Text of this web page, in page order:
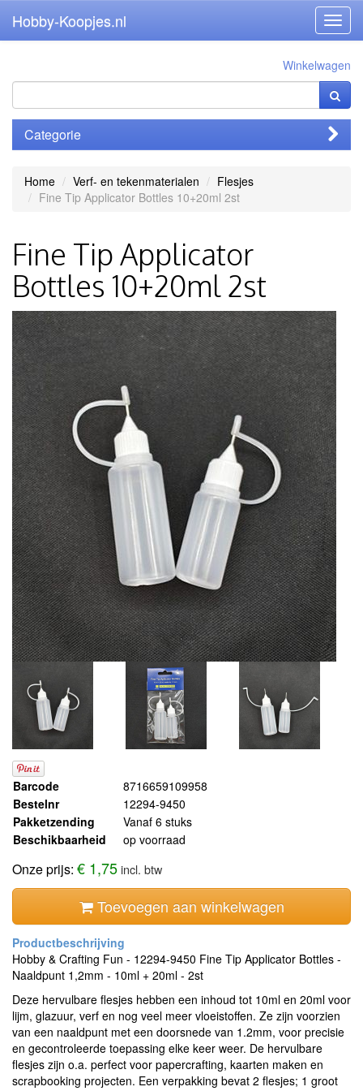
Hobby-Koopjes.nl
Winkelwagen
Categorie
Home Verf- en tekenmaterialen
Flesjes
Fine Tip Applicator Bottles 10+20ml 2st
Fine Tip Applicator
Bottles 10+20ml 2st
Barcode
8716659109958
Bestelnr
12294-9450
Pakketzending
Vanaf 6 stuks
Beschikbaarheid
op voorraad
Onze prijs: € 1,75incl. btw
Toevoegen aan winkelwagen
Hobby & Crafting Fun - 12294-9450 Fine Tip Applicator Bottles -
Naaldpunt 1,2mm - 10ml + 20ml - 2st
Deze hervulbare flesjes hebben een inhoud tot 10ml en 20ml voor
lijm, glazuur, verf en nog veel meer vloeistoffen. Ze zijn voorzien
van een naaldpunt met een doorsnede van 1.2mm, voor precisie
en gecontroleerde toepassing elke keer weer. De hervulbare
flesjes zijn o.a. perfect voor papercrafting, kaarten maken en
scrapbooking projecten. Een verpakking bevat 2 flesjes; 1 groot